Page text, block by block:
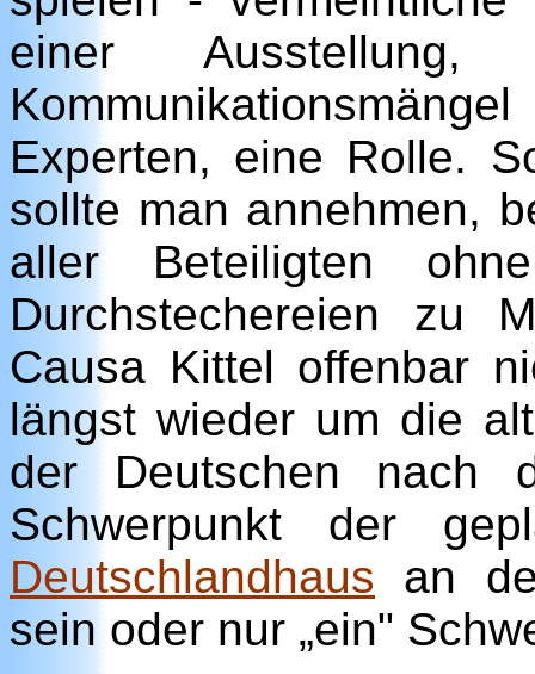
einer
Experten, eine Rolle.
sollte man annehmen,
aller Beteiligten
Durchstechereien zu
Causa Kittel offenbar
längst wieder um die
der Deutschen nach
Schwerpunkt der
Deutschlandhaus an
sein oder nur „ein"